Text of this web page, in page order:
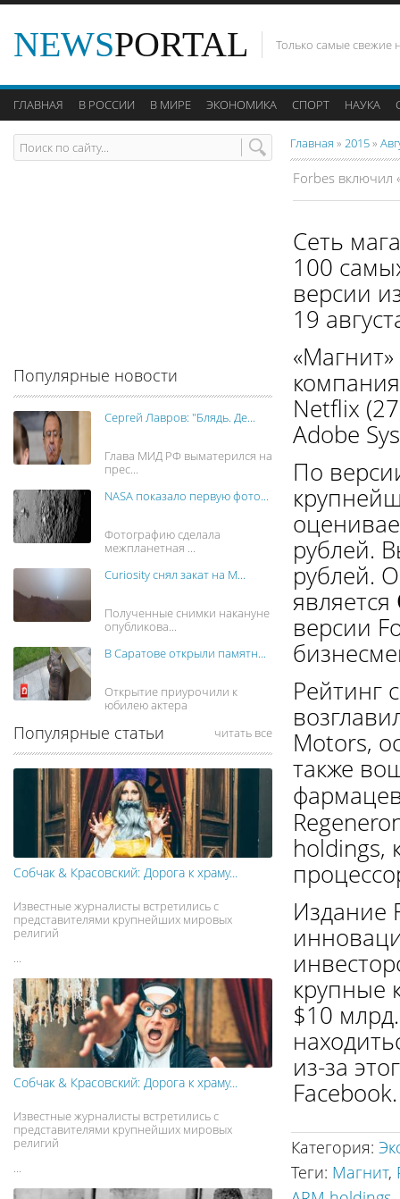
NEWSPORTAL Только самые свежие
ГЛАВНАЯ В РОССИИ В МИРЕ ЭКОНОМИКА СПОРТ НАУКА
Главная » 2015»
Forbes включил
Сеть
100
версии
19
Netflix
Adobe
По
рублей.
рублей.
является
версии
Рейтинг
Motors,
также
holdings,
Издание
крупные
$10
из-за
Faceboo​k.
Категория:
Теги: Магнит,
Популярные новости
Сергей Лавров: "Блядь. Де...
Глава МИД РФ выматерился на
прес...
NASA показало первую фото...
Фотографию сделала
межпланетная ...
Curiosity снял закат на М...
Полученные снимки накануне
опубликова...
В Саратове открыли памятн...
Открытие приурочили к
юбилею актера
Популярные статьи читать все
Собчак & Красовский: Дорога к храму...
Известные журналисты встретились с
представителями крупнейших мировых
религий
...
Собчак & Красовский: Дорога к храму...
Известные журналисты встретились с
представителями крупнейших мировых
религий
...